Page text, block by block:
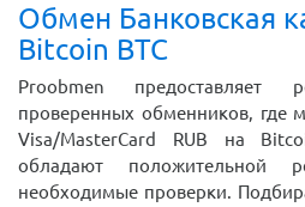
Обмен Банковская
Bitcoin BTC
Proobmen предоставляет
проверенных обменников, где
Visa/MasterCard RUB на
обладают положительной
необходимые проверки.